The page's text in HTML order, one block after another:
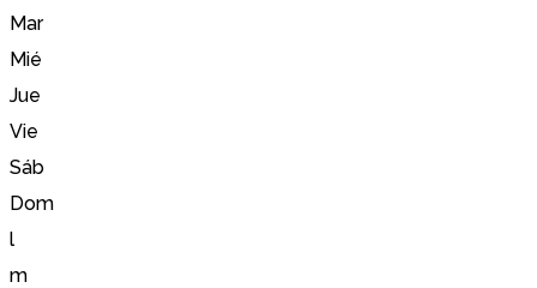
Mar
Mié
Jue
Vie
Sáb
Dom
l
m